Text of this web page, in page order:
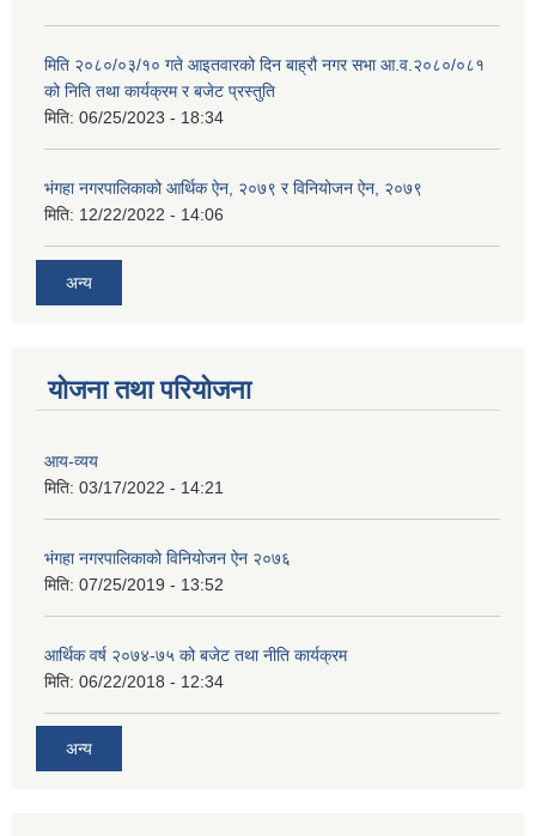
मिति २०८०/०३/१० गते आइतवारको दिन बाह्रौ नगर सभा आ.व.२०८०/०८१
को निति तथा कार्यक्रम र बजेट प्रस्तुति
मिति: 06/25/2023 - 18:34
भंगहा नगरपालिकाको आर्थिक ऐन, २०७९ र विनियोजन ऐन, २०७९
मिति: 12/22/2022 - 14:06
अन्य
योजना तथा परियोजना
आय-व्यय
मिति: 03/17/2022 - 14:21
भंगहा नगरपालिकाको विनियोजन ऐन २०७६
मिति: 07/25/2019 - 13:52
आर्थिक वर्ष २०७४-७५ को बजेट तथा नीति कार्यक्रम
मिति: 06/22/2018 - 12:34
अन्य